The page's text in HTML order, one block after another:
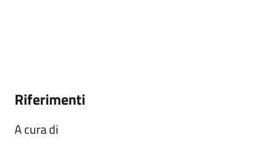
Riferimenti
A cura di